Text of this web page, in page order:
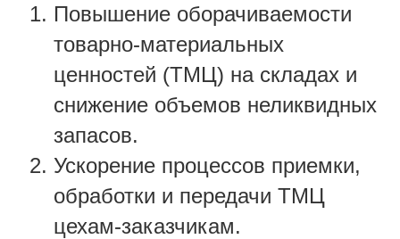
Повышение оборачиваемости
товарно-материальных
ценностей (ТМЦ) на складах и
снижение объемов неликвидных
запасов.
Ускорение процессов приемки,
обработки и передачи ТМЦ
цехам-заказчикам.